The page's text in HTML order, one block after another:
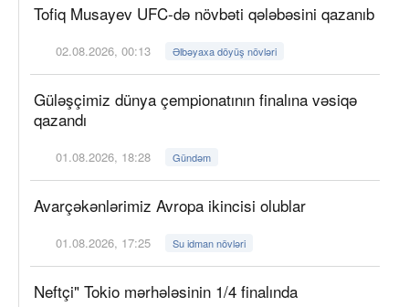
Tofiq Musayev UFC-də növbəti qələbəsini qazanıb
02.08.2026, 00:13 Əlbəyaxa döyüş növləri
Güləşçimiz dünya çempionatının finalına vəsiqə
qazandı
01.08.2026, 18:28 Gündəm
Avarçəkənlərimiz Avropa ikincisi olublar
01.08.2026, 17:25 Su idman növləri
Neftçi" Tokio mərhələsinin 1/4 finalında